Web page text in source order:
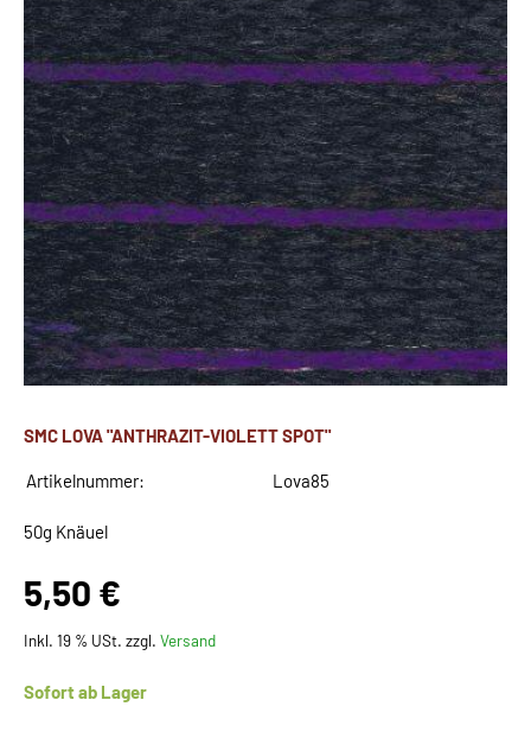
SMC LOVA "ANTHRAZIT-VIOLETT SPOT"
Artikelnummer: Lova85
50g Knäuel
5,50 €
Inkl. 19 % USt. zzgl. Versand
Sofort ab Lager